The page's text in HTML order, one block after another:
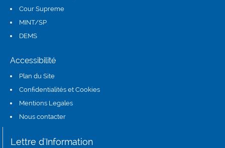
Cour Supreme
MINT/SP
DEMS
Accessibilité
Plan du Site
Confidentialités et Cookies
Mentions Legales
Nous contacter
Lettre d'Information